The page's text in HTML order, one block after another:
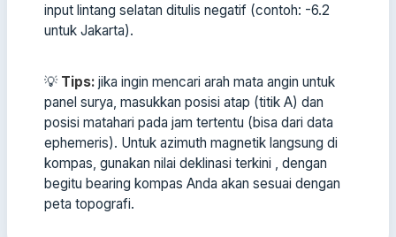
input lintang selatan ditulis negatif (contoh: -6.2
untuk Jakarta).
💡 Tips: jika ingin mencari arah mata angin untuk
panel surya, masukkan posisi atap (titik A) dan
posisi matahari pada jam tertentu (bisa dari data
ephemeris). Untuk azimuth magnetik langsung di
kompas, gunakan nilai deklinasi terkini , dengan
begitu bearing kompas Anda akan sesuai dengan
peta topografi.